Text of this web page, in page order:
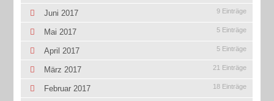
Juni 2017 9 Einträge
Mai 2017 5 Einträge
April 2017 5 Einträge
März 2017 21 Einträge
Februar 2017 18 Einträge